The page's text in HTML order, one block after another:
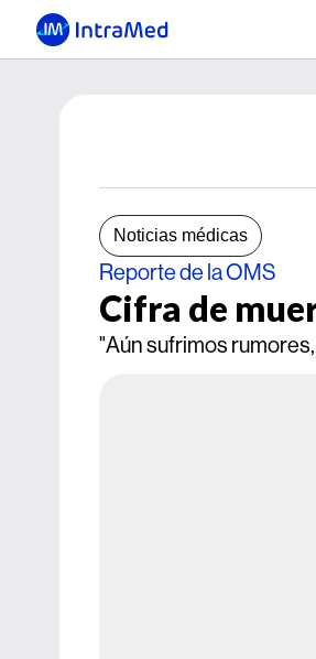
Noticias médicas
Reporte de la OMS
Cifra de
"Aún sufrimos